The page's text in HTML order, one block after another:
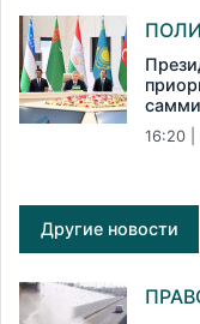
16:20 |
Другие новости